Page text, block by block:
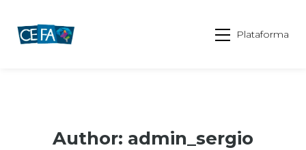
Plataforma
Author: admin_sergio